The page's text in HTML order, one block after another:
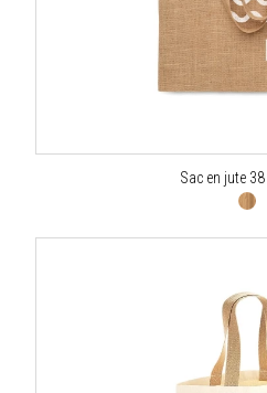
Sac en jute